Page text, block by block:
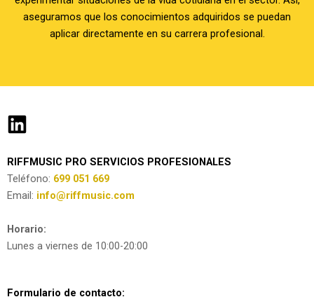
aseguramos que los conocimientos adquiridos se puedan
aplicar directamente en su carrera profesional.
RIFFMUSIC PRO SERVICIOS PROFESIONALES
Teléfono: 699 051 669
Email: info@riffmusic.com
Horario:
Lunes a viernes de 10:00-20:00
Formulario de contacto: